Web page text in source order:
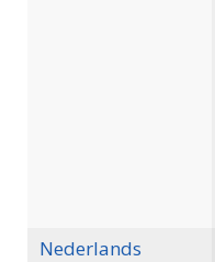
Nederlands